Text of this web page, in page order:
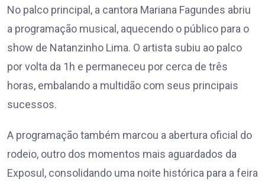
No palco principal, a cantora Mariana Fagundes abriu
a programação musical, aquecendo o público para o
show de Natanzinho Lima. O artista subiu ao palco
por volta da 1h e permaneceu por cerca de três
horas, embalando a multidão com seus principais
sucessos.
A programação também marcou a abertura oficial do
rodeio, outro dos momentos mais aguardados da
Exposul, consolidando uma noite histórica para a feira